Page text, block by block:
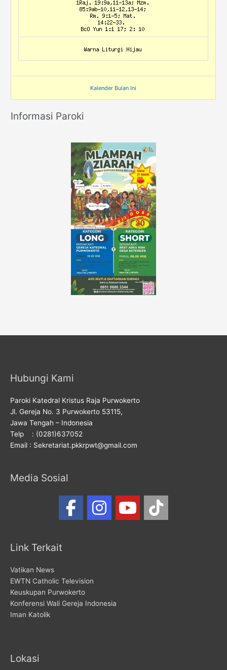
Kalender Bulan Ini
Informasi Paroki
Hubungi Kami
Paroki Katedral Kristus Raja Purwokerto
Jl. Gereja No. 3 Purwokerto 53115,
Jawa Tengah – Indonesia
Telp : (0281)637052
Email : Sekretariat.pkkrpwt@gmail.com
Media Sosial
Link Terkait
Vatikan News
EWTN Catholic Television
Keuskupan Purwokerto
Konferensi Wali Gereja Indonesia
Iman Katolik
Lokasi